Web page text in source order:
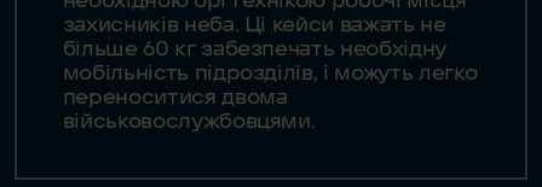
захисників неба. Ці кейси важать не
більше 60 кг забезпечать необхідну
мобільність підрозділів, і можуть легко
переноситися двома
військовослужбовцями.